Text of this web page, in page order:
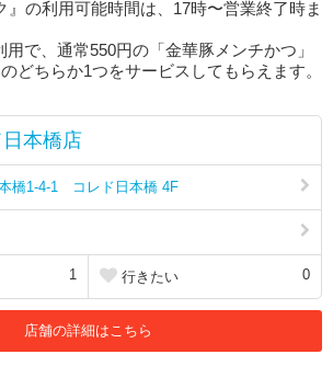
』の利用可能時間は、17時〜営業終了時ま
で、通常550円の「金華豚メンチかつ」
どちらか1つをサービスしてもらえます。
本橋店
橋1-4-1 コレド日本橋 4F
1 行きたい 0
店舗の詳細はこちら